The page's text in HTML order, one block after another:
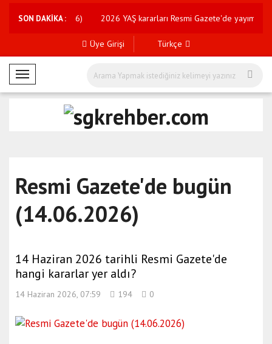
SON DAKİKA :
bugün (06.08.2026) 2026 YAŞ kararları Resmi Gazete'de yayımlandı
Üye Girişi Türkçe
M
o
n
ü
Resmi Gazete'de bugün
(14.06.2026)
14 Haziran 2026 tarihli Resmi Gazete'de
hangi kararlar yer aldı?
14 Haziran 2026, 07:59 194 0